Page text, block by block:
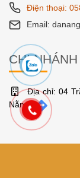
Điện thoại:
Email:
CHI
Địa chỉ: 04
Nẵng.